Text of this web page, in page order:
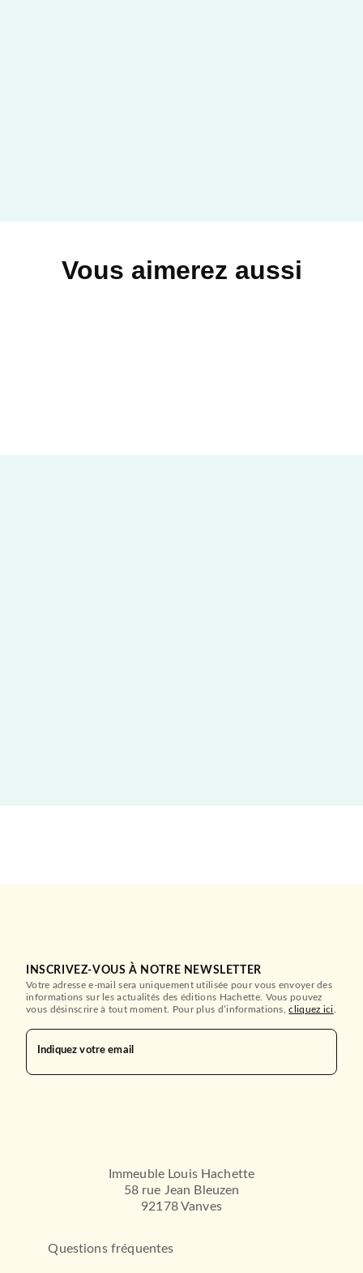
Vous aimerez aussi
INSCRIVEZ-VOUS À NOTRE NEWSLETTER
Votre adresse e-mail sera uniquement utilisée pour vous envoyer des
informations sur les actualités des éditions Hachette. Vous pouvez
vous désinscrire à tout moment. Pour plus d’informations,cliquez ici
Indiquez votre email
Immeuble Louis Hachette
58 rue Jean Bleuzen
92178 Vanves
Questions fréquentes